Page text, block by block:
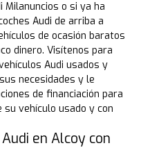
Milanuncios o si ya ha
Audi de arriba a
de ocasión baratos
dinero. Visítenos para
Audi usados y
necesidades y le
de financiación para
vehículo usado y con
en Alcoy con